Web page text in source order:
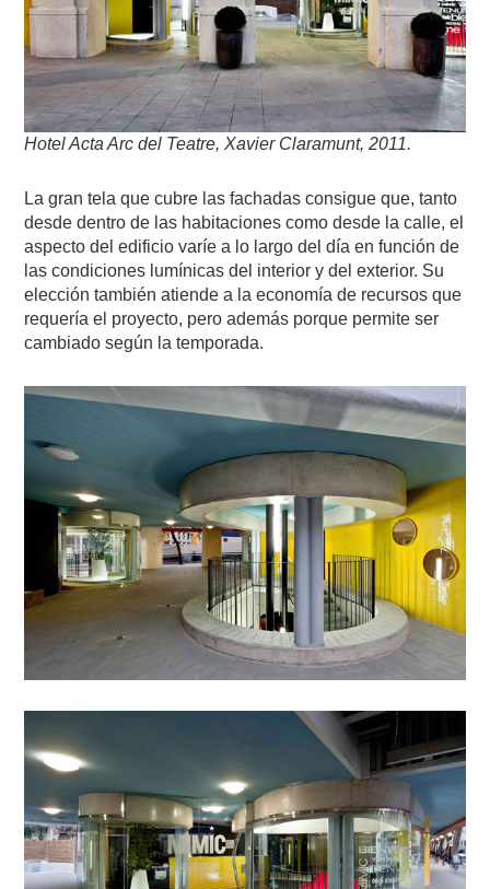
Hotel Acta Arc del Teatre, Xavier Claramunt, 2011.
La gran tela que cubre las fachadas consigue que, tanto
desde dentro de las habitaciones como desde la calle, el
aspecto del edificio varíe a lo largo del día en función de
las condiciones lumínicas del interior y del exterior. Su
elección también atiende a la economía de recursos que
requería el proyecto, pero además porque permite ser
cambiado según la temporada.